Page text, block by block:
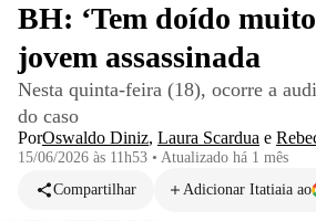
BH: ‘Tem doído
jovem assassinada
Nesta quinta-feira (18), ocorre a
do caso
PorOswaldo Diniz, Laura Scardua e
15/06/2026 às 11h53 • Atualizado há 1 mês
Compartilhar
Adicionar Itatiaia ao